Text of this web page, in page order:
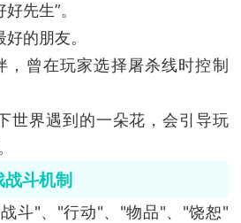
先生”。
的朋友。
，曾在玩家选择屠杀线时控制
世界遇到的一朵花，会引导玩
斗机制
斗"、"行动"、"物品"、"饶恕"